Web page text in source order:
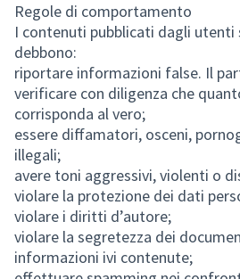
Regole di comportamento
I contenuti pubblicati dagli
debbono:
riportare informazioni false. Il
verificare con diligenza che
corrisponda al vero;
essere diffamatori, osceni,
illegali;
avere toni aggressivi, violenti o
violare la protezione dei dati
violare i diritti d’autore;
violare la segretezza dei
informazioni ivi contenute;